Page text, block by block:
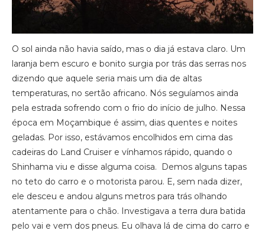
O sol ainda não havia saído, mas o dia já estava claro. Um
laranja bem escuro e bonito surgia por trás das serras nos
dizendo que aquele seria mais um dia de altas
temperaturas, no sertão africano. Nós seguíamos ainda
pela estrada sofrendo com o frio do início de julho. Nessa
época em Moçambique é assim, dias quentes e noites
geladas. Por isso, estávamos encolhidos em cima das
cadeiras do Land Cruiser e vínhamos rápido, quando o
Shinhama viu e disse alguma coisa. Demos alguns tapas
no teto do carro e o motorista parou. E, sem nada dizer,
ele desceu e andou alguns metros para trás olhando
atentamente para o chão. Investigava a terra dura batida
pelo vai e vem dos pneus. Eu olhava lá de cima do carro e